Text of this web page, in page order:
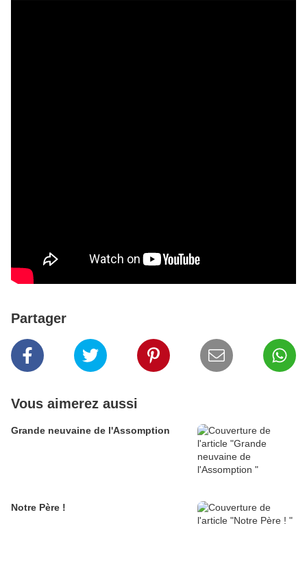
Partager
Vous aimerez aussi
Grande neuvaine de l'Assomption
Notre Père !